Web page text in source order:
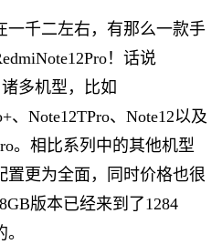
一千二左右，有那么一款手
！话说
多机型，比如
、Note12TPro、Note12以及
。相比系列中的其他机型
置更为全面，同时价格也很
版本已经来到了1284